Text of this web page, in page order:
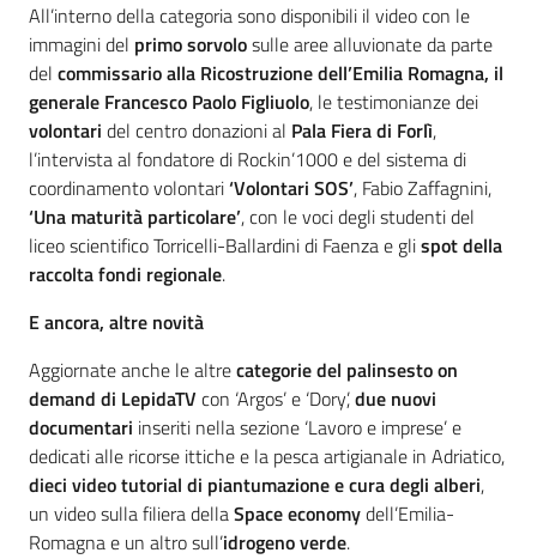
All’interno della categoria sono disponibili il video con le
immagini del primo sorvolosulle aree alluvionate da parte
del commissario alla Ricostruzione dell’Emilia Romagna, il
generale Francesco Paolo Figliuolo, le testimonianze dei
volontari del centro donazioni al Pala Fiera di Forlì,
l’intervista al fondatore di Rockin’1000 e del sistema di
coordinamento volontari‘Volontari SOS’, Fabio Zaffagnini,
‘Una maturità particolare’, con le voci degli studenti del
liceo scientifico Torricelli-Ballardini di Faenza e glispot della
raccolta fondi regionale.
E ancora, altre novità
Aggiornate anche le altrecategorie del palinsesto on
demand di LepidaTV con ‘Argos’ e ‘Dory’,due nuovi
documentari inseriti nella sezione ‘Lavoro e imprese’ e
dedicati alle ricorse ittiche e la pesca artigianale in Adriatico,
dieci video tutorial di piantumazione e cura degli alberi,
un video sulla filiera dellaSpace economydell’Emilia-
Romagna e un altro sull’idrogeno verde.